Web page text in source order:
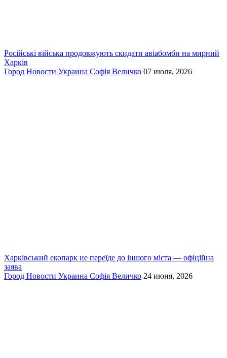
Російські війська продовжують скидати авіабомби на мирний
Харків
Город Новости Украина Софія Величко 07 июля, 2026
Харківський екопарк не переїде до іншого міста — офіційна
заява
Город Новости Украина Софія Величко 24 июня, 2026